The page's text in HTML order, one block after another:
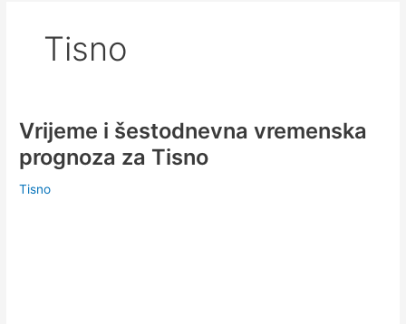
Tisno
Vrijeme i šestodnevna vremenska
prognoza za Tisno
Tisno